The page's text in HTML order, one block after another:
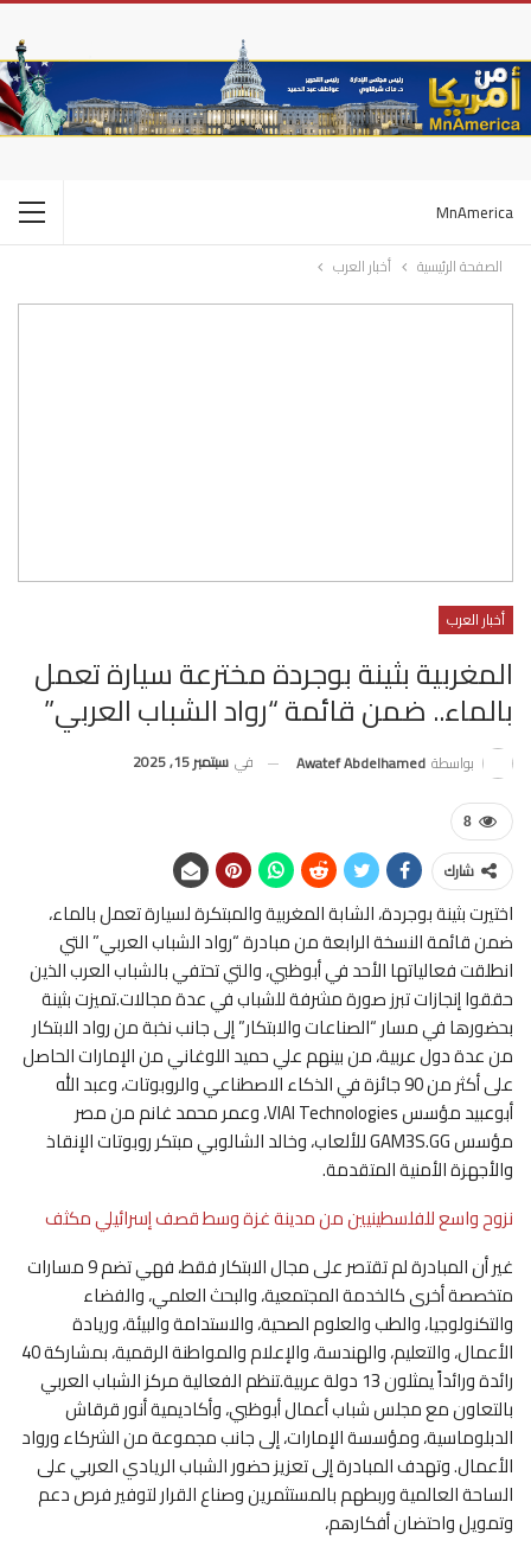
MnAmerica
الصفحة الرئيسية أخبار العرب
أخبار العرب
المغربية بثينة بوجردة مخترعة سيارة تعمل
بالماء.. ضمن قائمة “رواد الشباب العربي”
بواسطة Awatef Abdelhamed في سبتمبر 15, 2025
8
شارك
اختيرت بثينة بوجردة، الشابة المغربية والمبتكرة لسيارة تعمل بالماء،
ضمن قائمة النسخة الرابعة من مبادرة “رواد الشباب العربي” التي
انطلقت فعالياتها الأحد في أبوظبي، والتي تحتفي بالشباب العرب الذين
حققوا إنجازات تبرز صورة مشرفة للشباب في عدة مجالات.تميزت بثينة
بحضورها في مسار “الصناعات والابتكار” إلى جانب نخبة من رواد الابتكار
من عدة دول عربية، من بينهم علي حميد اللوغاني من الإمارات الحاصل
على أكثر من 90 جائزة في الذكاء الاصطناعي والروبوتات، وعبد الله
أبوعبيد مؤسس VIAI Technologies، وعمر محمد غانم من مصر
مؤسس GAM3S.GG للألعاب، وخالد الشالوبي مبتكر روبوتات الإنقاذ
والأجهزة الأمنية المتقدمة.
نزوح واسع للفلسطينيين من مدينة غزة وسط قصف إسرائيلي مكثف
غير أن المبادرة لم تقتصر على مجال الابتكار فقط، فهي تضم 9 مسارات
متخصصة أخرى كالخدمة المجتمعية، والبحث العلمي، والفضاء
والتكنولوجيا، والطب والعلوم الصحية، والاستدامة والبيئة، وريادة
الأعمال، والتعليم، والهندسة، والإعلام والمواطنة الرقمية، بمشاركة 40
رائدة ورائداً يمثلون 13 دولة عربية.تنظم الفعالية مركز الشباب العربي
بالتعاون مع مجلس شباب أعمال أبوظبي، وأكاديمية أنور قرقاش
الدبلوماسية، ومؤسسة الإمارات، إلى جانب مجموعة من الشركاء ورواد
الأعمال. وتهدف المبادرة إلى تعزيز حضور الشباب الريادي العربي على
الساحة العالمية وربطهم بالمستثمرين وصناع القرار لتوفير فرص دعم
وتمويل واحتضان أفكارهم،